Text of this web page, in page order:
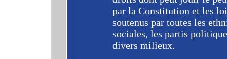
par la Constitution et les
soutenus par toutes les
sociales, les partis
divers milieux.